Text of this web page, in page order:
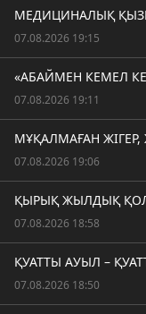
МЕДИЦИНАЛЫҚ
07.08.2026 19:15
«АБАЙМЕН КЕМЕЛ
07.08.2026 19:11
МҰҚАЛМАҒАН
07.08.2026 19:06
ҚЫРЫҚ ЖЫЛДЫҚ
07.08.2026 18:58
ҚУАТТЫ АУЫЛ –
07.08.2026 18:50